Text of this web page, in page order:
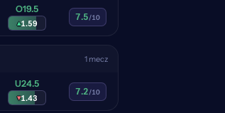
O19.5
▴1.59
7.5/10
1 mecz
U24.5
▾1.43
7.2/10